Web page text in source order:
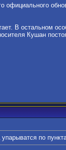
официального
В остальном
Кушан
по